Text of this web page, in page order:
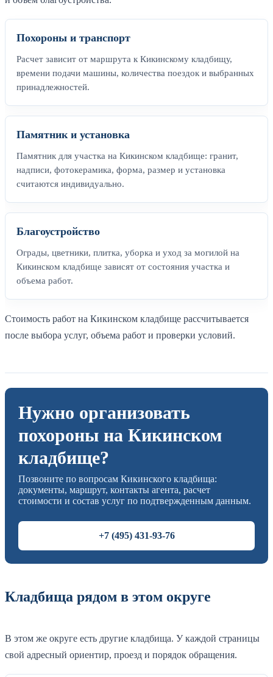
Похороны и транспорт
Расчет зависит от маршрута к Кикинскому кладбищу,
времени подачи машины, количества поездок и выбранных
принадлежностей.
Памятник и установка
Памятник для участка на Кикинском кладбище: гранит,
надписи, фотокерамика, форма, размер и установка
считаются индивидуально.
Благоустройство
Ограды, цветники, плитка, уборка и уход за могилой на
Кикинском кладбище зависят от состояния участка и
объема работ.
Стоимость работ на Кикинском кладбище рассчитывается
после выбора услуг, объема работ и проверки условий.
Нужно организовать
похороны на Кикинском
кладбище?
Позвоните по вопросам Кикинского кладбища:
документы, маршрут, контакты агента, расчет
стоимости и состав услуг по подтвержденным данным.
+7 (495) 431-93-76
Кладбища рядом в этом округе
В этом же округе есть другие кладбища. У каждой страницы
свой адресный ориентир, проезд и порядок обращения.